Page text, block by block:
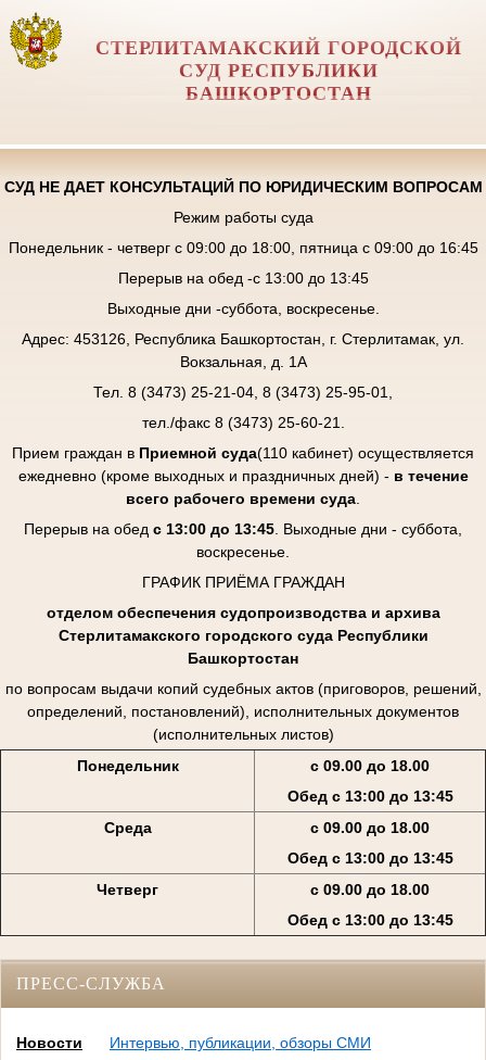
СТЕРЛИТАМАКСКИЙ ГОРОДСКОЙ
СУД РЕСПУБЛИКИ
БАШКОРТОСТАН
СУД НЕ ДАЕТ КОНСУЛЬТАЦИЙ ПО ЮРИДИЧЕСКИМ ВОПРОСАМ
Режим работы суда
Понедельник - четверг с 09:00 до 18:00, пятница с 09:00 до 16:45
Перерыв на обед -с 13:00 до 13:45
Выходные дни -суббота, воскресенье.
Адрес: 453126, Республика Башкортостан, г. Стерлитамак, ул.
Вокзальная, д. 1А
Тел. 8 (3473) 25-21-04, 8 (3473) 25-95-01,
тел./факс 8 (3473) 25-60-21.
Прием граждан в Приемной суда(110 кабинет) осуществляется
ежедневно (кроме выходных и праздничных дней) - в течение
всего рабочего времени суда
Перерыв на обед с 13:00 до 13:45 . Выходные дни - суббота,
воскресенье.
ГРАФИК ПРИЁМА ГРАЖДАН
отделом обеспечения судопроизводства и архива
Стерлитамакского городского суда Республики
Башкортостан
по вопросам выдачи копий судебных актов (приговоров, решений,
определений, постановлений), исполнительных документов
(исполнительных листов)
Понедельник
с 09.00 до 18.00
Обед с 13:00 до 13:45
Среда
с 09.00 до 18.00
Обед с 13:00 до 13:45
Четверг
с 09.00 до 18.00
Обед с 13:00 до 13:45
ПРЕСС-СЛУЖБА
Новости
Интервью, публикации, обзоры СМИ